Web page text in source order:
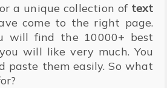
a unique collection of text
come to the right page.
will find the 10000+ best
will like very much. You
paste them easily. So what